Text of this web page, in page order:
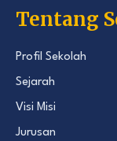
Tentang
Profil Sekolah
Sejarah
Visi Misi
Jurusan